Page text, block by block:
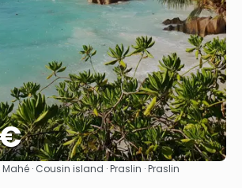
Se
Mahé · Cousin island · Praslin · Praslin